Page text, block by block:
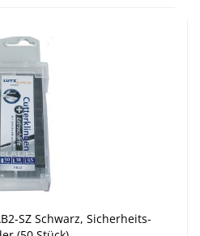
​SZ Schwarz, Si­cher­heits­